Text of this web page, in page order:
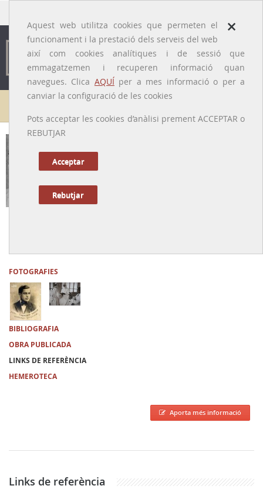
×
Aquest web utilitza cookies que permeten el
funcionament i la prestació dels serveis del web
així com cookies analítiques i de sessió que
emmagatzemen i recuperen informació quan
navegues. Clica AQUÍper a mes informació o per a
canviar la configuració de les cookies
Pots acceptar les cookies d’anàlisi prement ACCEPTAR o
REBUTJAR
Acceptar
Rebutjar
Galeria de metges
[Igualada (Anoia), 01/01/1899 - Barcelona, 04/05/1980]
FOTOGRAFIES
BIBLIOGRAFIA
OBRA PUBLICADA
LINKS DE REFERÈNCIA
HEMEROTECA
Aporta més informació
Links de referència